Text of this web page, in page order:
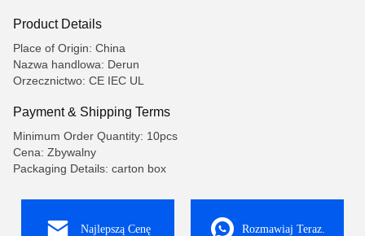
Product Details
Place of Origin: China
Nazwa handlowa: Derun
Orzecznictwo: CE IEC UL
Payment & Shipping Terms
Minimum Order Quantity: 10pcs
Cena: Zbywalny
Packaging Details: carton box
Najlepszą Cenę Rozmawiaj Teraz.